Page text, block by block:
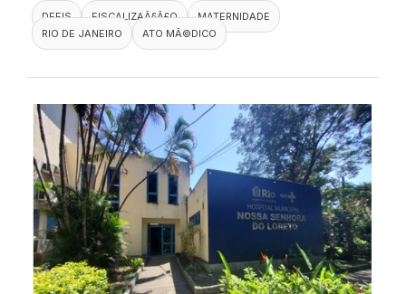
DEFIS FISCALIZAÃ§Ã£O
MATERNIDADE
RIO DE JANEIRO
ATO MÃ©DICO